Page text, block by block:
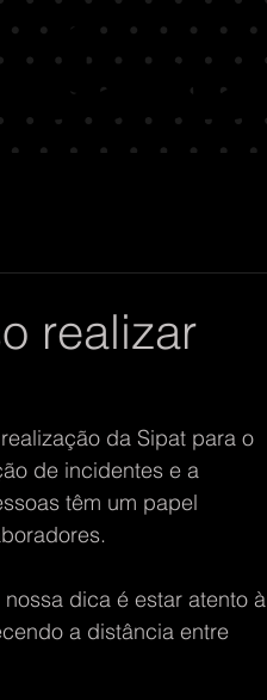
realizar
da Sipat para o
de incidentes e a
têm um papel
dica é estar atento à
a distância entre